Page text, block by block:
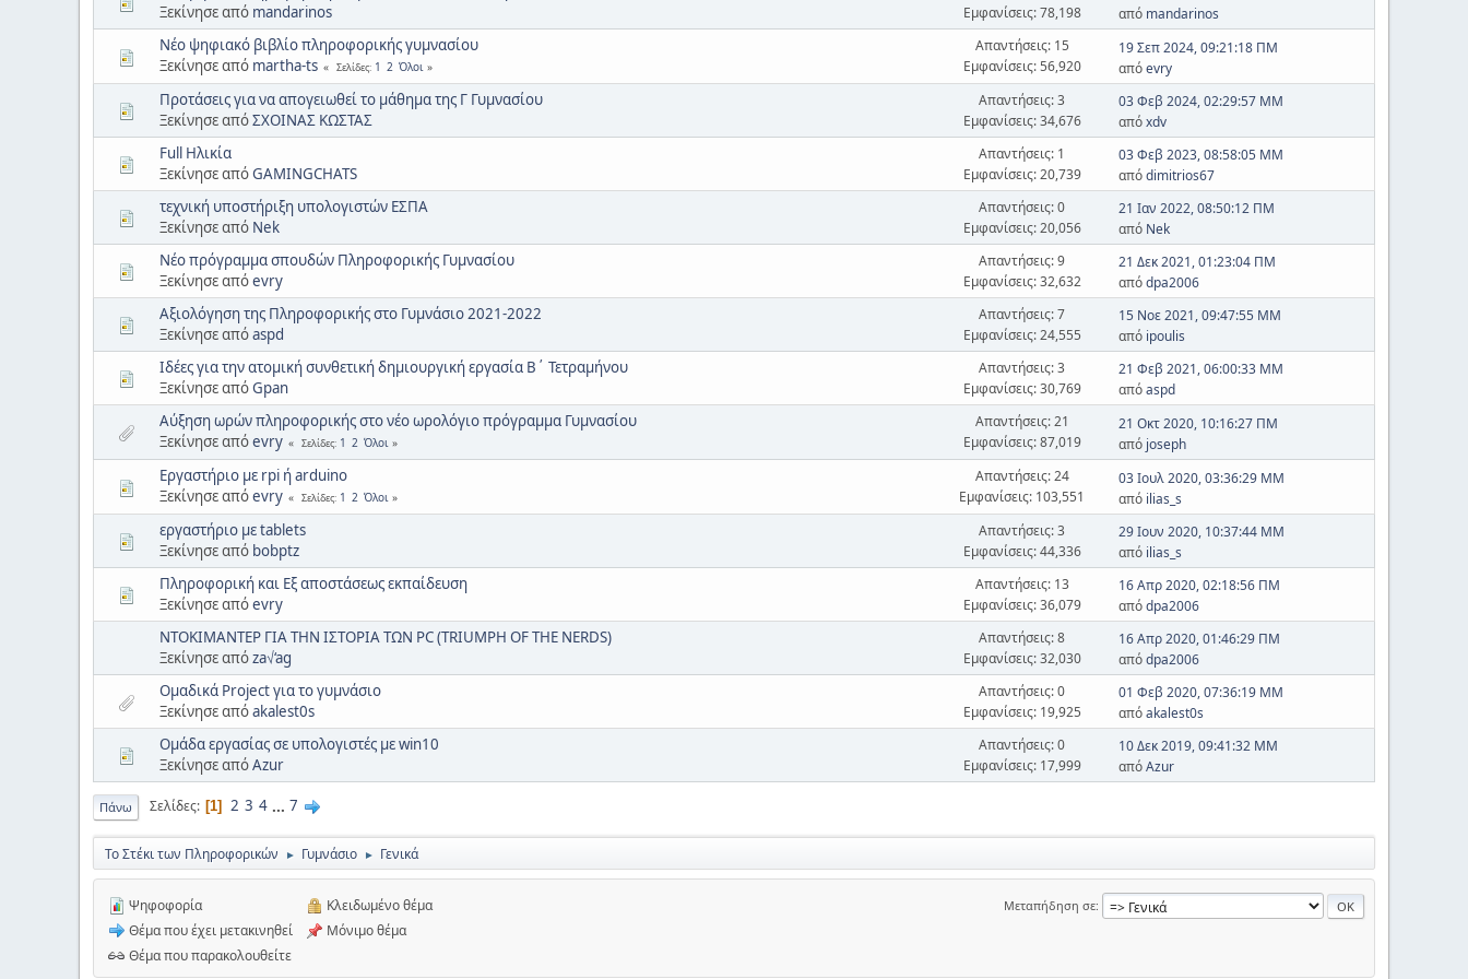
Ξεκίνησε από mandarinos
Εμφανίσεις: 78,198
από mandarinos
Νέο ψηφιακό βιβλίο πληροφορικής γυμνασίου
Ξεκίνησε από martha-ts Σελίδες 1 2 Όλοι
Απαντήσεις: 15
Εμφανίσεις: 56,920
19 Σεπ 2024, 09:21:18 ΠΜ
απόevry
Προτάσεις για να απογειωθεί το μάθημα της Γ Γυμνασίου
Ξεκίνησε απόΣΧΟΙΝΑΣ ΚΩΣΤΑΣ
Απαντήσεις: 3
Εμφανίσεις: 34,676
03 Φεβ 2024, 02:29:57 ΜΜ
απόxdv
Full Ηλικία
Ξεκίνησε απόGAMINGCHATS
Απαντήσεις: 1
Εμφανίσεις: 20,739
03 Φεβ 2023, 08:58:05 ΜΜ
απόdimitrios67
τεχνική υποστήριξη υπολογιστών ΕΣΠΑ
Ξεκίνησε από Nek
Απαντήσεις: 0
Εμφανίσεις: 20,056
21 Ιαν 2022, 08:50:12 ΠΜ
από Nek
Νέο πρόγραμμα σπουδών Πληροφορικής Γυμνασίου
Ξεκίνησε απόevry
Απαντήσεις: 9
Εμφανίσεις: 32,632
21 Δεκ 2021, 01:23:04 ΠΜ
απόdpa2006
Αξιολόγηση της Πληροφορικής στο Γυμνάσιο 2021-2022
Ξεκίνησε απόaspd
Απαντήσεις: 7
Εμφανίσεις: 24,555
15 Νοε 2021, 09:47:55 ΜΜ
από ipoulis
Ιδέες για την ατομική συνθετική δημιουργική εργασία Β΄ Τετραμήνου
Ξεκίνησε απόGpan
Απαντήσεις: 3
Εμφανίσεις: 30,769
21 Φεβ 2021, 06:00:33 ΜΜ
απόaspd
Αύξηση ωρών πληροφορικής στο νέο ωρολόγιο πρόγραμμα Γυμνασίου
Ξεκίνησε απόevry Σελίδες 1 2 Όλοι
Απαντήσεις: 21
Εμφανίσεις: 87,019
21 Οκτ 2020, 10:16:27 ΠΜ
από joseph
Εργαστήριο με rpi ή arduino
Ξεκίνησε απόevry Σελίδες 1 2 Όλοι
Απαντήσεις: 24
Εμφανίσεις: 103,551
03 Ιουλ 2020, 03:36:29 ΜΜ
από ilias_s
εργαστήριο με tablets
Ξεκίνησε από bobptz
Απαντήσεις: 3
Εμφανίσεις: 44,336
29 Ιουν 2020, 10:37:44 ΜΜ
από ilias_s
Πληροφορική και Εξ αποστάσεως εκπαίδευση
Ξεκίνησε απόevry
Απαντήσεις: 13
Εμφανίσεις: 36,079
16 Απρ 2020, 02:18:56 ΠΜ
απόdpa2006
ΝΤΟΚΙΜΑΝΤΕΡ ΓΙΑ ΤΗΝ ΙΣΤΟΡΙΑ ΤΩΝ PC (TRIUMPH OF THE NERDS)
Ξεκίνησε απόza√‘ag
Απαντήσεις: 8
Εμφανίσεις: 32,030
16 Απρ 2020, 01:46:29 ΠΜ
απόdpa2006
Ομαδικά Project για το γυμνάσιο
Ξεκίνησε απόakalest0s
Απαντήσεις: 0
Εμφανίσεις: 19,925
01 Φεβ 2020, 07:36:19 ΜΜ
απόakalest0s
Ομάδα εργασίας σε υπολογιστές με win10
Ξεκίνησε απόAzur
Απαντήσεις: 0
Εμφανίσεις: 17,999
10 Δεκ 2019, 09:41:32 ΜΜ
απόAzur
Πάνω Σελίδες 1 2 3 4 ... 7
Το Στέκι των Πληροφορικών ► Γυμνάσιο ► Γενικά
Μεταπήδηση σε
Ψηφοφορία
Θέμα που έχει μετακινηθεί
Κλειδωμένο θέμα
Μόνιμο θέμα
Θέμα που παρακολουθείτε